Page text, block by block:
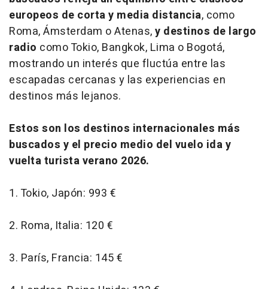
europeos de corta y media distancia, como
Roma, Ámsterdam o Atenas,y destinos de largo
radio como Tokio, Bangkok, Lima o Bogotá,
mostrando un interés que fluctúa entre las
escapadas cercanas y las experiencias en
destinos más lejanos.
Estos son los destinos internacionales más
buscados y el precio medio del vuelo ida y
vuelta turista verano 2026.
1. Tokio, Japón: 993 €
2. Roma, Italia: 120 €
3. París, Francia: 145 €